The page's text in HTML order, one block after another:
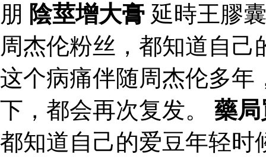
朋 陰莖增大膏 延時王膠
周杰伦粉丝，都知道自
这个病痛伴随周杰伦多年
下，都会再次复发。 藥
都知道自己的爱豆年轻时